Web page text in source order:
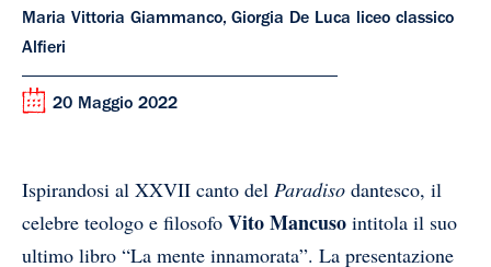
Maria Vittoria Giammanco, Giorgia De Luca liceo classico
Alfieri
20 Maggio 2022
Ispirandosi al XXVII canto del Paradiso dantesco, il
celebre teologo e filosofo Vito Mancuso intitola il suo
ultimo libro “La mente innamorata”. La presentazione